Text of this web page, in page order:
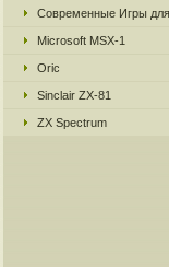
Современные Игры
Microsoft MSX-1
Oric
Sinclair ZX-81
ZX Spectrum